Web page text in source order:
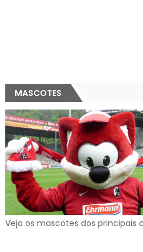
MASCOTES
Veja os mascotes dos principais